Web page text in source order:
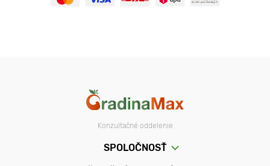
Konzultačné oddelenie
SPOLOČNOSŤ